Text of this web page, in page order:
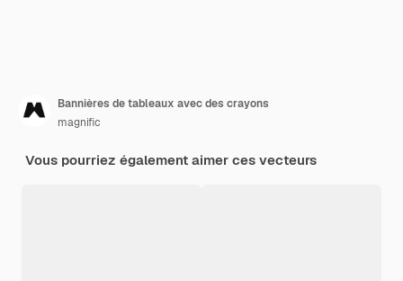
Bannières de tableaux avec des crayons
magnific
Vous pourriez également aimer ces vecteurs